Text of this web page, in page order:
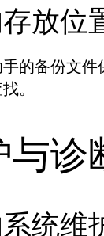
放位
的备份文
。
诊
统维